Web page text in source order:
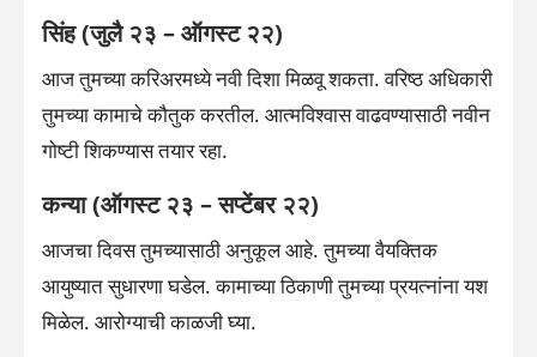
सिंह (जुलै २३ – ऑगस्ट २२)
आज तुमच्या करिअरमध्ये नवी दिशा मिळवू शकता. वरिष्ठ अधिकारी
तुमच्या कामाचे कौतुक करतील. आत्मविश्वास वाढवण्यासाठी नवीन
गोष्टी शिकण्यास तयार रहा.
कन्या (ऑगस्ट २३ – सप्टेंबर २२)
आजचा दिवस तुमच्यासाठी अनुकूल आहे. तुमच्या वैयक्तिक
आयुष्यात सुधारणा घडेल. कामाच्या ठिकाणी तुमच्या प्रयत्नांना यश
मिळेल. आरोग्याची काळजी घ्या.